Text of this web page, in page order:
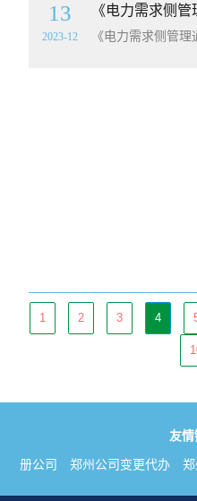
13
2023-12
《电力需求侧管理
1 2 3 4
友情
册公司
郑州公司变更代办 郑